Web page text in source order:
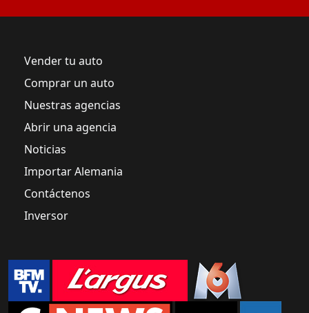
Vender tu auto
Comprar un auto
Nuestras agencias
Abrir una agencia
Noticias
Importar Alemania
Contáctenos
Inversor